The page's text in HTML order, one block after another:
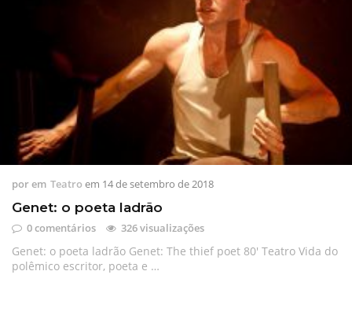
porem Teatro em 14 de setembro de 2018
Genet: o poeta ladrão
0 comentários 326 visualizações
Genet: o poeta ladrão Genet: The thief poet 80′ Teatro Vida do
polêmico escritor, poeta e …